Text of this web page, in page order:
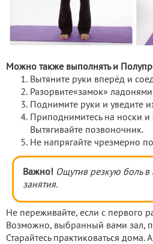
Можно также выполнять и
Вытяните руки вперёд и
Разорвите«замок»
Поднимите руки и уведите
Приподнимитесь на носки и
Вытягивайте позвоночник.
Не напрягайте чрезмерно
Важно! Ощутив резкую боль в
занятия.
Не переживайте, если с первого
Возможно, выбранный вами зал,
Старайтесь практиковаться дома.